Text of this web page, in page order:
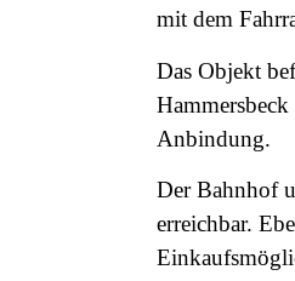
mit dem
Das Objekt
Anbindung.
Der Bahnhof
erreichbar.